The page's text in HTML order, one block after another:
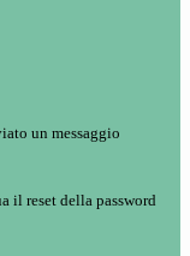
un messaggio
il reset della password